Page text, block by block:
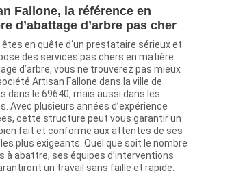
Fallone, la référence en
d’abattage d’arbre pas cher
êtes en quête d‘un prestataire sérieux et
des services pas chers en matière
d’arbre, vous ne trouverez pas mieux
Artisan Fallone dans la ville de
dans le 69640, mais aussi dans les
Avec plusieurs années d’expérience
cette structure peut vous garantir un
fait et conforme aux attentes de ses
plus exigeants. Quel que soit le nombre
à abattre, ses équipes d’interventions
un travail sans faille et rapide.